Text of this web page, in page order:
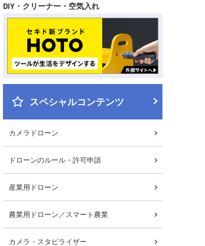
DIY・クリーナー・空気入れ
スペシャルコンテンツ
カメラドローン
ドローンのルール・許可申請
産業用ドローン
農業用ドローン／スマート農業
カメラ・スタビライザー